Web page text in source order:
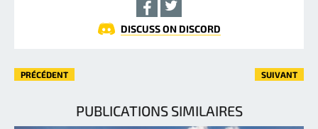
DISCUSS ON DISCORD
PRÉCÉDENT SUIVANT
PUBLICATIONS SIMILAIRES